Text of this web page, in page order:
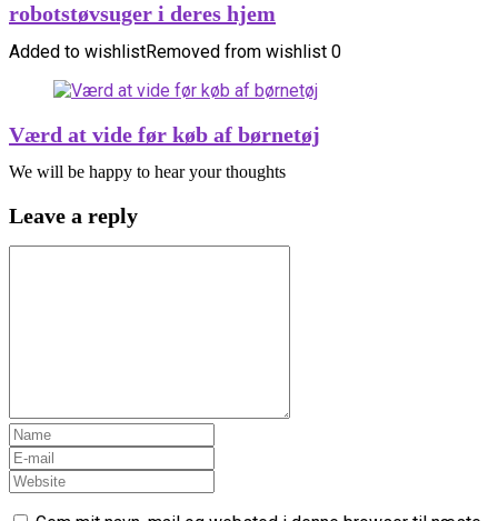
robotstøvsuger i deres hjem
Added to wishlistRemoved from wishlist 0
Værd at vide før køb af børnetøj
We will be happy to hear your thoughts
Leave a reply